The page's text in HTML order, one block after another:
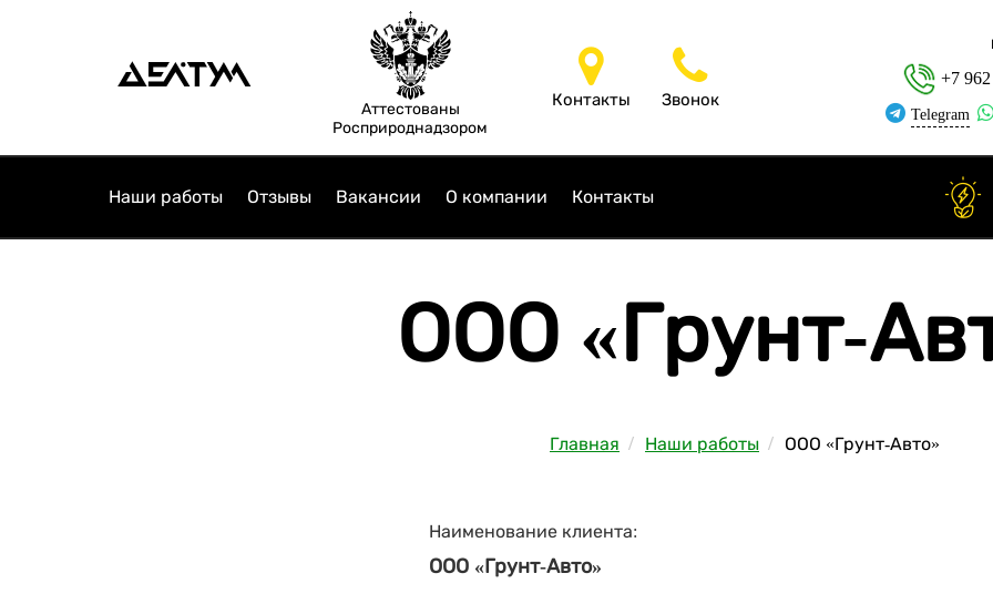
Аттестованы
Росприроднадзором
Контакты Звонок
+7
Telegram
Наши работы Отзывы Вакансии О компании Контакты
ООО «Грунт-
Главная Наши работы ООО «Грунт-Авто»
Наименование клиента:
ООО «Грунт-Авто»